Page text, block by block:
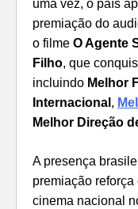
uma vez, o país
premiação do
o filme O Agente
Filho, que
incluindo Melhor
Internacional,
Melhor Direção
A presença
premiação
cinema nacional